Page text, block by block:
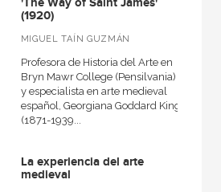
(1920)
MIGUEL TAÍN GUZMÁN
Profesora de Historia del Arte en
Bryn Mawr College (Pensilvania)
y especialista en arte medieval
español, Georgiana Goddard King
(1871-1939...
La experiencia del arte
medieval